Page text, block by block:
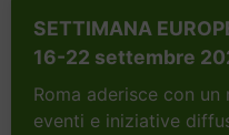
SETTIMANA
16-22 settembre
Roma aderisce con
eventi e iniziative